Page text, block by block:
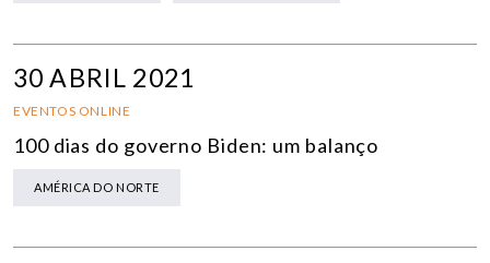
30 ABRIL 2021
EVENTOS ONLINE
100 dias do governo Biden: um balanço
AMÉRICA DO NORTE